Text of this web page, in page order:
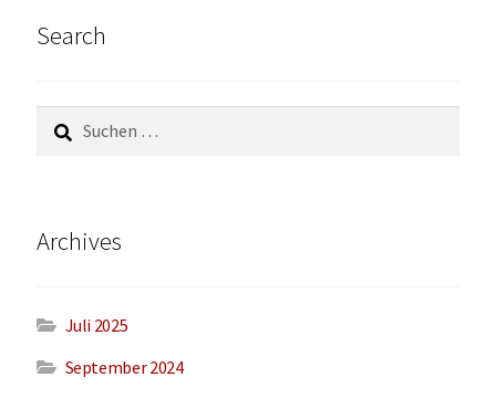
Search
Archives
Juli 2025
September 2024